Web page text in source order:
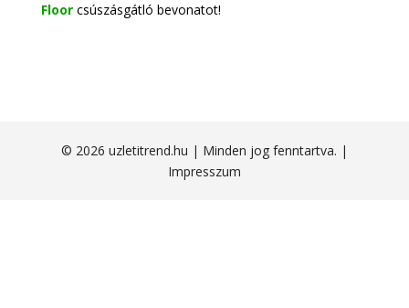
Floorcsúszásgátló bevonatot!
© 2026 uzletitrend.hu | Minden jog fenntartva. |
Impresszum